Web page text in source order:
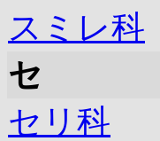
スミレ科
セ
セリ科